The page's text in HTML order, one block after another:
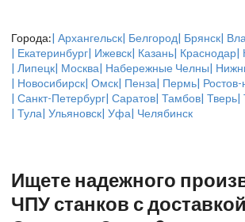
Города:| Архангельск| Белгород| Брянск|
| Екатеринбург| Ижевск| Казань| Краснодар|
| Липецк| Москва| Набережные Челны|
| Новосибирск| Омск| Пенза| Пермь|
| Санкт-Петербург| Саратов| Тамбов| Тверь|
| Тула| Ульяновск| Уфа| Челябинск
Ищете надежного
ЧПУ станков с